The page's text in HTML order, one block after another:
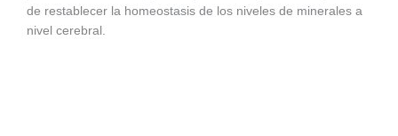
de restablecer la homeostasis de los niveles de minerales a
nivel cerebral.